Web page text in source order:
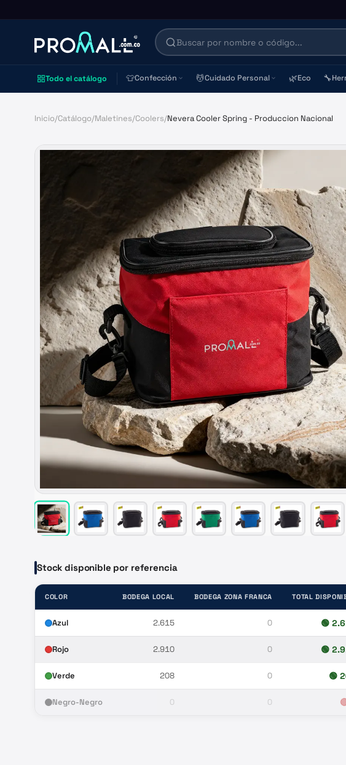
Todo el catálogo 👕Confección 💆Cuidado Personal 🌿Eco 🔧
Inicio/Catálogo/Maletines/Coolers/Nevera Cooler Spring - Produccion Nacional
Stock disponible por referencia
COLOR BODEGA LOCAL BODEGA ZONA FRANCA TOTAL
Azul 2.615 0 🟢
Rojo 2.910 0 🟢
Verde 208 0 🟢
Negro-Negro 0 0